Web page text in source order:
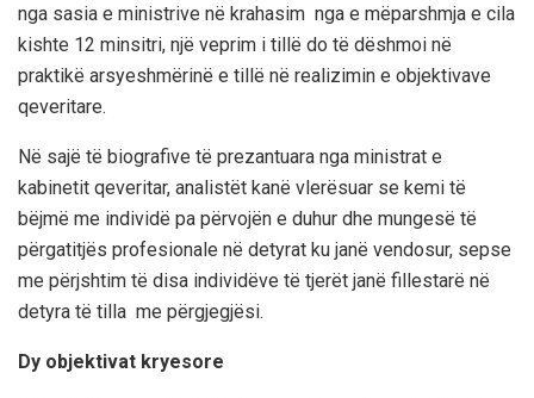
nga sasia e ministrive në krahasim nga e mëparshmja e cila
kishte 12 minsitri, një veprim i tillë do të dëshmoi në
praktikë arsyeshmërinë e tillë në realizimin e objektivave
qeveritare.
Në sajë të biografive të prezantuara nga ministrat e
kabinetit qeveritar, analistët kanë vlerësuar se kemi të
bëjmë me individë pa përvojën e duhur dhe mungesë të
përgatitjës profesionale në detyrat ku janë vendosur, sepse
me përjshtim të disa individëve të tjerët janë fillestarë në
detyra të tilla me përgjegjësi.
Dy objektivat kryesore